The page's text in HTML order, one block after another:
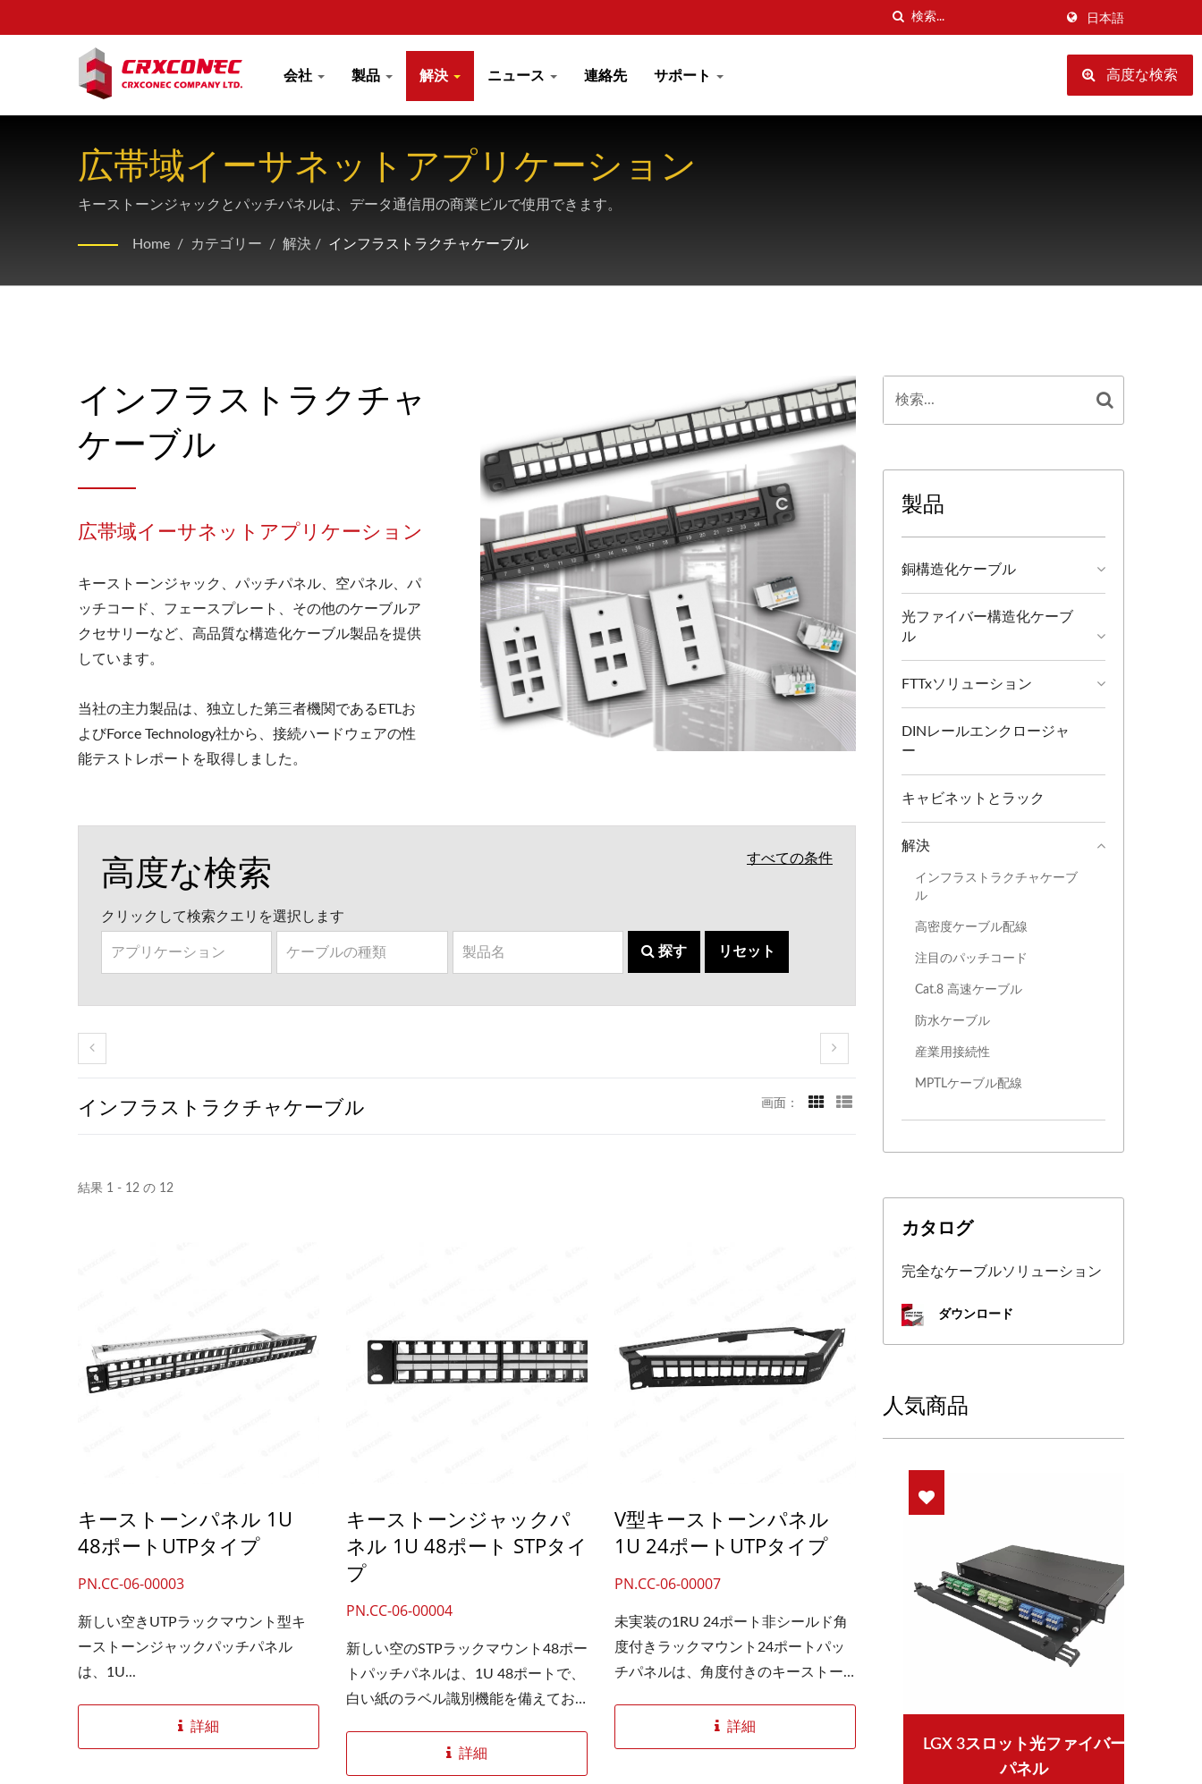
日本語
会社 製品 解決 ニュース 連絡先 サポート 高度な検索
広帯域イーサネットアプリケーション
キーストーンジャックとパッチパネルは、データ通信用の商業ビルで使用できます。
Home / カテゴリー / 解決 / インフラストラクチャケーブル
インフラストラクチャ
ケーブル
広帯域イーサネットアプリケーション
キーストーンジャック、パッチパネル、空パネル、パ
ッチコード、フェースプレート、その他のケーブルア
クセサリーなど、高品質な構造化ケーブル製品を提供
しています。
当社の主力製品は、独立した第三者機関であるETLお
よびForce Technology社から、接続ハードウェアの性
能テストレポートを取得しました。
すべての条件
高度な検索
クリックして検索クエリを選択します
探す リセット
インフラストラクチャケーブル 画面：
結果 1 - 12 の 12
キーストーンパネル 1U
48ポートUTPタイプ
PN.CC-06-00003
新しい空きUTPラックマウント型キ
ーストーンジャックパッチパネル
は、1U...
詳細
キーストーンジャックパ
ネル 1U 48ポート STPタイ
プ
PN.CC-06-00004
新しい空のSTPラックマウント48ポー
トパッチパネルは、1U 48ポートで、
白い紙のラベル識別機能を備えてお
設計です。この空のラックマウント
パネルは、キーストーンをはめ込む
詳細
V型キーストーンパネル
1U 24ポートUTPタイプ
PN.CC-06-00007
未実装の1RU 24ポート非シールド角
度付きラックマウント24ポートパッ
チパネルは、角度付きのキーストー
追加のフロントケーブル管理を必要
とせずに、パッチケーブルを垂直ケ
詳細
製品
銅構造化ケーブル
光ファイバー構造化ケーブ
ル
FTTxソリューション
DINレールエンクロージャ
ー
キャビネットとラック
解決
インフラストラクチャケーブ
ル
高密度ケーブル配線
注目のパッチコード
Cat.8 高速ケーブル
防水ケーブル
産業用接続性
MPTLケーブル配線
カタログ
完全なケーブルソリューション
ダウンロード
人気商品
4PPoEキーストーンジャック
LGX 3スロット光ファイバー
4PPoEキーストーンジャック
LGX 3スロット光ファイバー
パネル